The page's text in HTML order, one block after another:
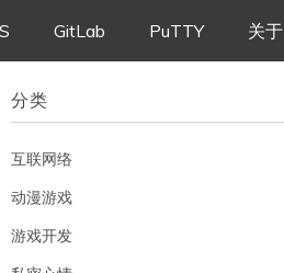
GitLab PuTTY 关于
分类
互联网络
动漫游戏
游戏开发